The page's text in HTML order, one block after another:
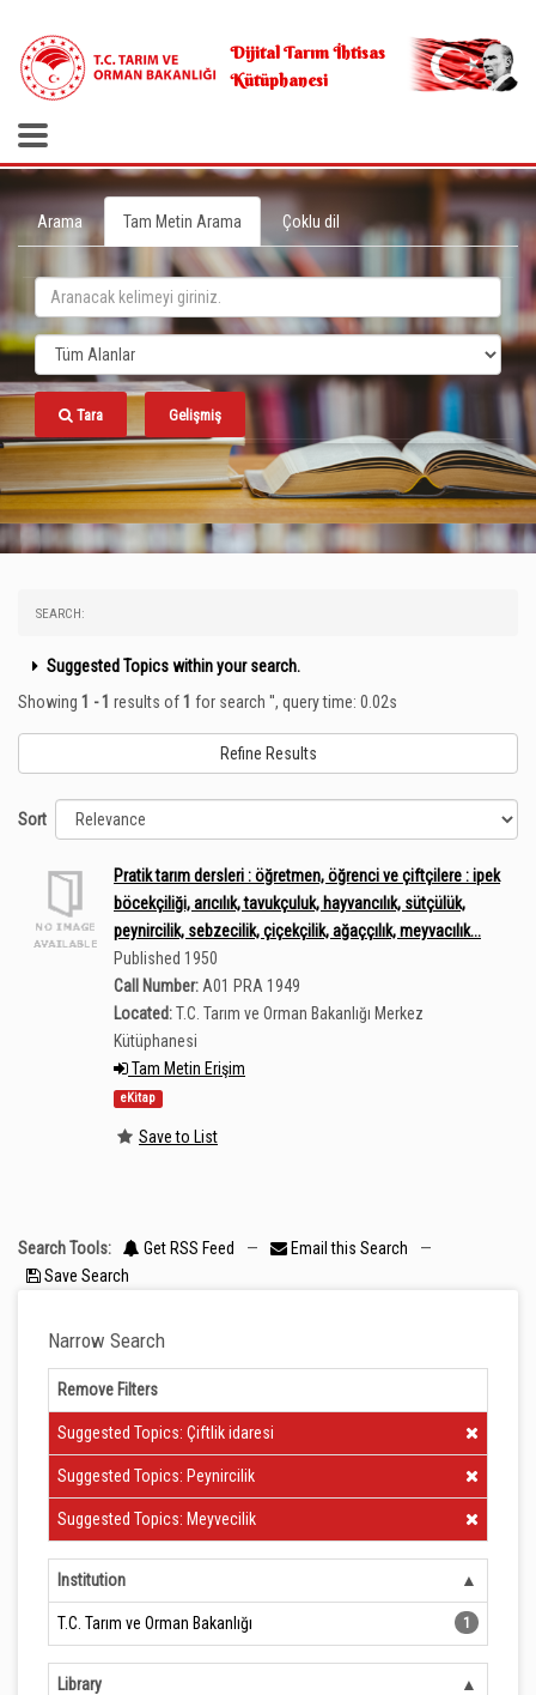
Dijital Tarım İhtisas
Kütüphanesi
Arama Tam Metin Arama Çoklu dil
Tara Gelişmiş
SEARCH:
Suggested Topics within your search.
Showing 1 - 1 results of1 for search '', query time: 0.02s
Refine Results
Sort
Pratik tarım dersleri : öğretmen, öğrenci ve çiftçilere : ipek
böcekçiliği, arıcılık, tavukçuluk, hayvancılık, sütçülük,
peynircilik, sebzecilik, çiçekçilik, ağaççılık, meyvacılık...
Published 1950
Call Number: A01 PRA 1949
Located:T.C. Tarım ve Orman Bakanlığı Merkez
Kütüphanesi
Tam Metin Erişim
eKitap
Save to List
Search Tools: Get RSS Feed — Email this Search
—
Save Search
Narrow Search
Remove Filters
Clear Filter
Suggested Topics: Çiftlik idaresi
Clear Filter
Suggested Topics: Peynircilik
Clear Filter
Suggested Topics: Meyvecilik
Institution
T.C. Tarım ve Orman Bakanlığı 1
Library